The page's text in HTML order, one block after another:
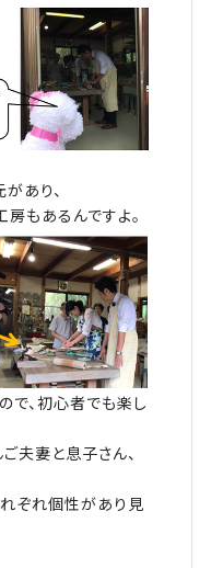
あり、
もあるんですよ。
で、初心者でも楽し
夫妻と息子さん、
ぞれ個性があり見